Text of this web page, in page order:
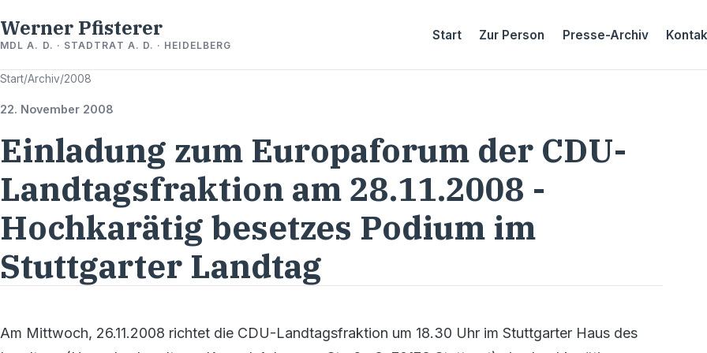
Werner Pfisterer
MDL A. D. · STADTRAT A. D. · HEIDELBERG
Start Zur Person Presse-Archiv
Start/Archiv/2008
22. November 2008
Einladung zum Europaforum der CDU-
Landtagsfraktion am 28.11.2008 -
Hochkarätig besetzes Podium im
Stuttgarter Landtag
Am Mittwoch, 26.11.2008 richtet die CDU-Landtagsfraktion um 18.30 Uhr im Stuttgarter Haus des